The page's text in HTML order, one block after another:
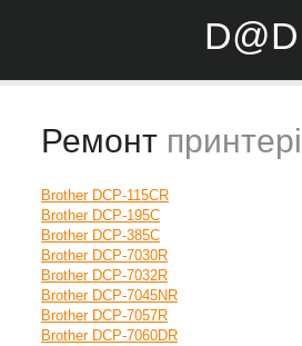
Ремонт
Brother DCP-115CR
Brother DCP-195C
Brother DCP-385C
Brother DCP-7030R
Brother DCP-7032R
Brother DCP-7045NR
Brother DCP-7057R
Brother DCP-7060DR